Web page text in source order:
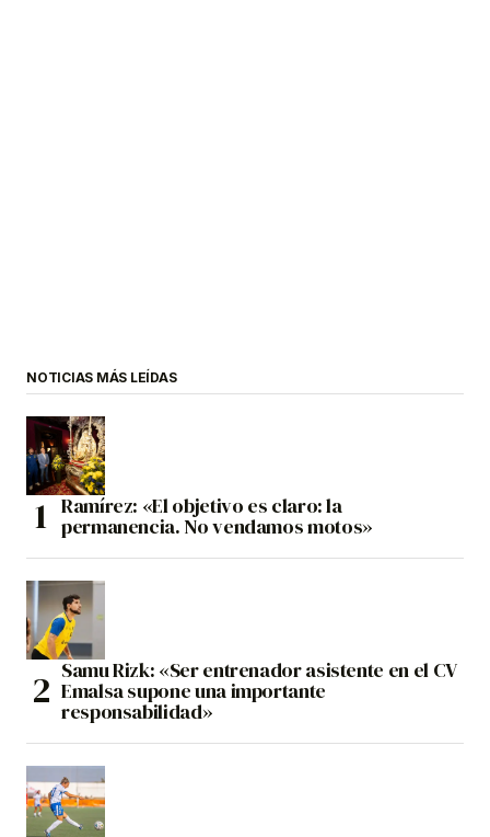
NOTICIAS MÁS LEÍDAS
Ramírez: «El objetivo es claro: la
permanencia. No vendamos motos»
Samu Rizk: «Ser entrenador asistente en el CV
Emalsa supone una importante
responsabilidad»